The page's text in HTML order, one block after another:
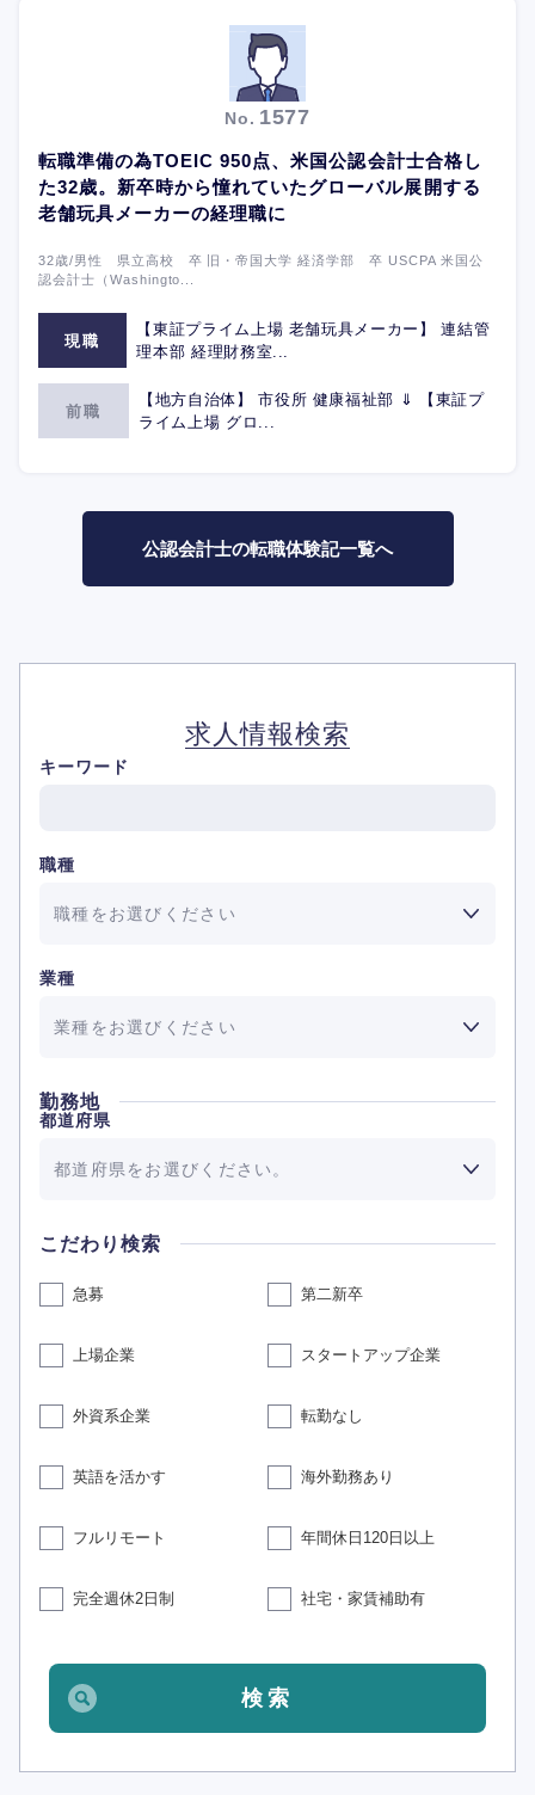
No. 1577
転職準備の為TOEIC 950点、米国公認会計士合格し
た32歳。新卒時から憧れていたグローバル展開する
老舗玩具メーカーの経理職に
32歳/男性 県立高校 卒 旧・帝国大学 経済学部 卒 USCPA 米国公
認会計士（Washingto...
現職
【東証プライム上場 老舗玩具メーカー】 連結管
理本部 経理財務室...
前職
【地方自治体】 市役所 健康福祉部 ⇓ 【東証プ
ライム上場 グロ...
公認会計士の転職体験記一覧へ
求人情報検索
キーワード
職種
職種をお選びください
業種
業種をお選びください
勤務地
都道府県
都道府県をお選びください。
こだわり検索
急募 第二新卒
上場企業 スタートアップ企業
外資系企業 転勤なし
英語を活かす 海外勤務あり
フルリモート 年間休日120日以上
完全週休2日制 社宅・家賃補助有